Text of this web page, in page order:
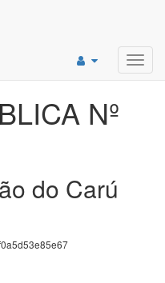
Nº
do Carú